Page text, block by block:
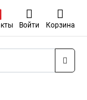
Войти Корзина